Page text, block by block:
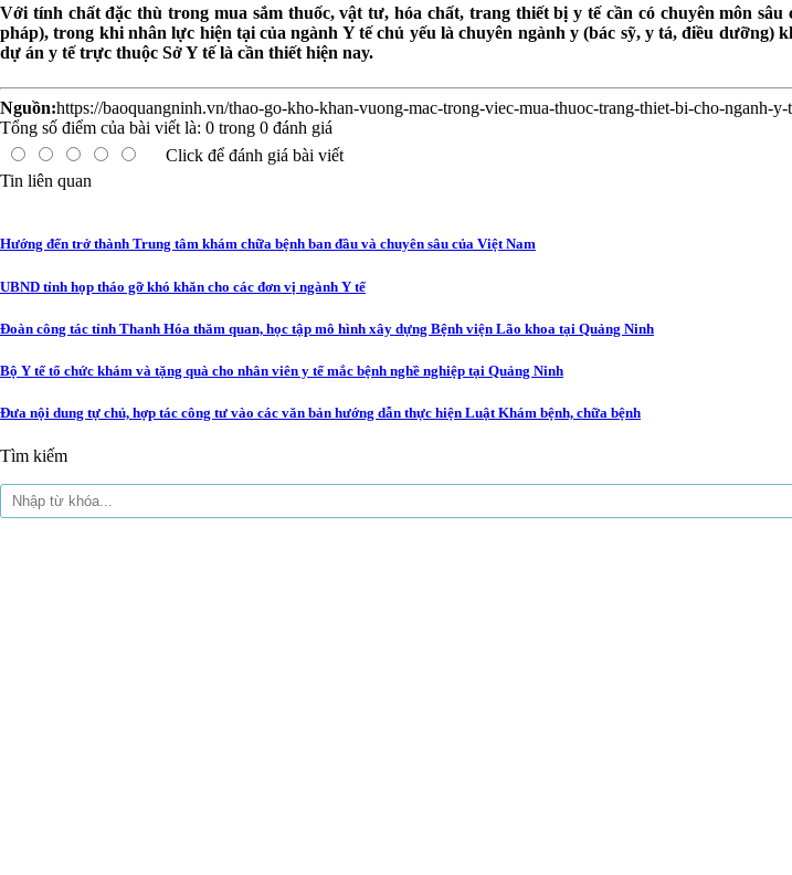
Với tính chất đặc thù trong mua sắm thuốc, vật tư, hóa chất, trang thiết bị y tế cần có chuyên môn
pháp), trong khi nhân lực hiện tại của ngành Y tế chủ yếu là chuyên ngành y (bác sỹ, y tá, điều
dự án y tế trực thuộc Sở Y tế là cần thiết hiện nay.
Nguồn:https://baoquangninh.vn/thao-go-kho-khan-vuong-mac-trong-viec-mua-thuoc-trang-thiet-bi-cho-nganh-
Tổng số điểm của bài viết là: 0 trong 0 đánh giá
Click để đánh giá bài viết
Tin liên quan
Hướng đến trở thành Trung tâm khám chữa bệnh ban đầu và chuyên sâu của Việt Nam
UBND tỉnh họp tháo gỡ khó khăn cho các đơn vị ngành Y tế
Đoàn công tác tỉnh Thanh Hóa thăm quan, học tập mô hình xây dựng Bệnh viện Lão khoa tại Quảng Ninh
Bộ Y tế tổ chức khám và tặng quà cho nhân viên y tế mắc bệnh nghề nghiệp tại Quảng Ninh
Đưa nội dung tự chủ, hợp tác công tư vào các văn bản hướng dẫn thực hiện Luật Khám bệnh, chữa bệnh
Tìm kiếm